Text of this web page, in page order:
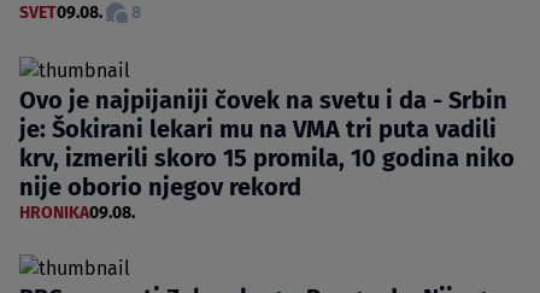
SVET09.08. 8
Ovo je najpijaniji čovek na svetu i da - Srbin
je: Šokirani lekari mu na VMA tri puta vadili
krv, izmerili skoro 15 promila, 10 godina niko
nije oborio njegov rekord
HRONIKA09.08.